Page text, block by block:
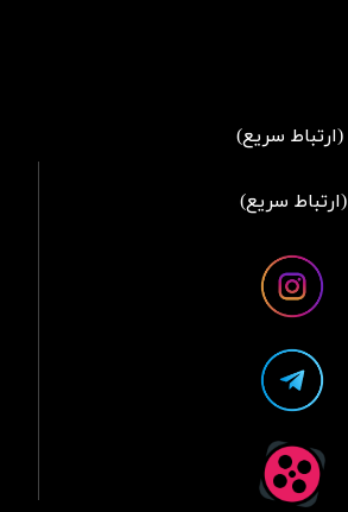
(ارتباط سریع)
(ارتباط سریع)